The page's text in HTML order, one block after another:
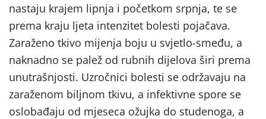
nastaju krajem lipnja i početkom srpnja, te se
prema kraju ljeta intenzitet bolesti pojačava.
Zaraženo tkivo mijenja boju u svjetlo-smeđu, a
naknadno se palež od rubnih dijelova širi prema
unutrašnjosti. Uzročnici bolesti se održavaju na
zaraženom biljnom tkivu, a infektivne spore se
oslobađaju od mjeseca ožujka do studenoga, a